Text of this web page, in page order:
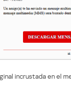
incrustada en el